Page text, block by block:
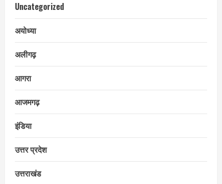
Uncategorized
अयोध्या
अलीगढ़
आगरा
आजमगढ़
इंडिया
उत्तर प्रदेश
उत्तराखंड